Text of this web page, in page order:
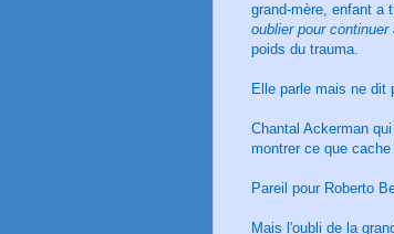
grand-mère, enfant
oublier pour continuer
poids du trauma.
Elle parle mais ne dit
Chantal Ackerman
montrer ce que
Pareil pour Roberto
Mais l'oubli de la